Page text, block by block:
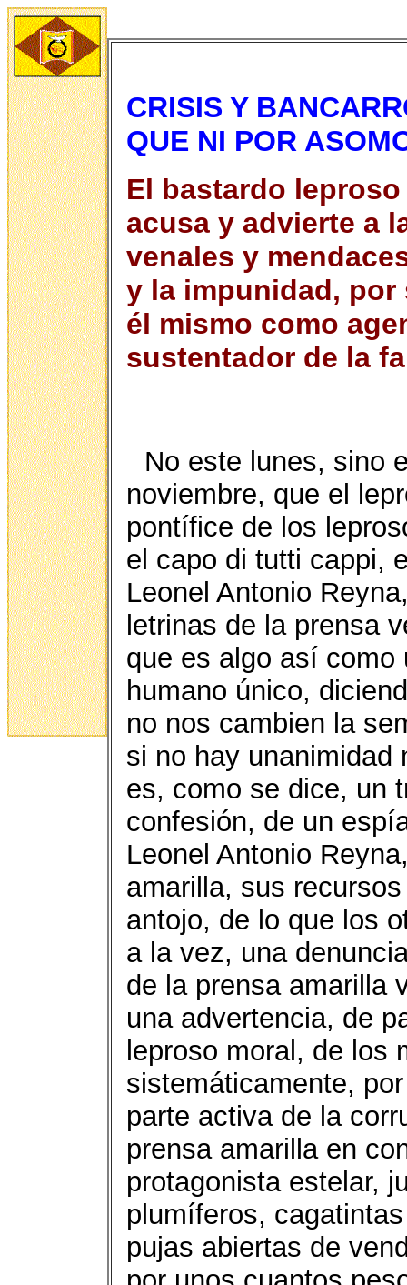
CRISIS Y
QUE NI POR
El bastardo
acusa y advierte a
venales y
y la impunidad,
él mismo como
sustentador de la
No este lunes, sino
noviembre, que el
pontífice de los
el capo di tutti cappi,
Leonel Antonio
letrinas de la prensa
que es algo así como
humano único,
no nos cambien la
si no hay unanimidad
es, como se dice, un
confesión, de un
Leonel Antonio
amarilla, sus
antojo, de lo que los
a la vez, una
de la prensa amarilla
una advertencia, de
leproso moral, de los
sistemáticamente,
parte activa de la
prensa amarilla en
protagonista estelar,
plumíferos,
pujas abiertas de